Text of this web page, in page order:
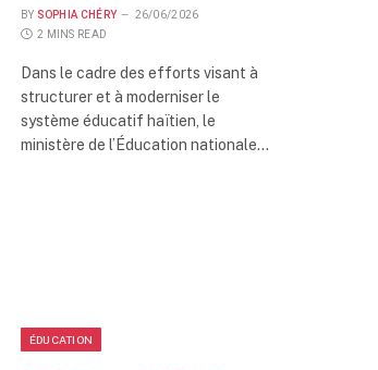
BY SOPHIA CHÉRY
26/06/2026
2 MINS READ
Dans le cadre des efforts visant à
structurer et à moderniser le
système éducatif haïtien, le
ministère de l’Éducation nationale…
ÉDUCATION